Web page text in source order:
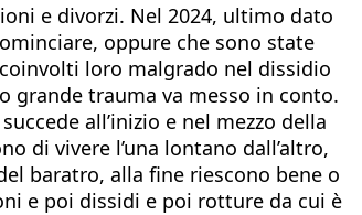
e divorzi. Nel 2024, ultimo dato
oppure che sono state
loro malgrado nel dissidio
grande trauma va messo in conto.
all’inizio e nel mezzo della
di vivere l’una lontano dall’altro,
baratro, alla fine riescono bene o
e poi dissidi e poi rotture da cui è